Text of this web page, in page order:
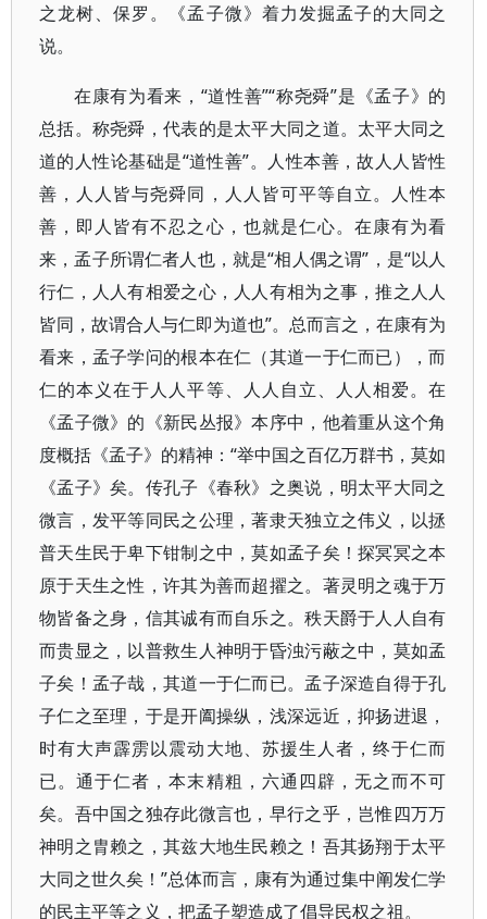
之龙树、保罗。《孟子微》着力发掘孟子的大同之
说。
在康有为看来，“道性善”“称尧舜”是《孟子》的
总括。称尧舜，代表的是太平大同之道。太平大同之
道的人性论基础是“道性善”。人性本善，故人人皆性
善，人人皆与尧舜同，人人皆可平等自立。人性本
善，即人皆有不忍之心，也就是仁心。在康有为看
来，孟子所谓仁者人也，就是“相人偶之谓”，是“以人
行仁，人人有相爱之心，人人有相为之事，推之人人
皆同，故谓合人与仁即为道也”。总而言之，在康有为
看来，孟子学问的根本在仁（其道一于仁而已），而
仁的本义在于人人平等、人人自立、人人相爱。在
《孟子微》的《新民丛报》本序中，他着重从这个角
度概括《孟子》的精神：“举中国之百亿万群书，莫如
《孟子》矣。传孔子《春秋》之奥说，明太平大同之
微言，发平等同民之公理，著隶天独立之伟义，以拯
普天生民于卑下钳制之中，莫如孟子矣！探冥冥之本
原于天生之性，许其为善而超擢之。著灵明之魂于万
物皆备之身，信其诚有而自乐之。秩天爵于人人自有
而贵显之，以普救生人神明于昏浊污蔽之中，莫如孟
子矣！孟子哉，其道一于仁而已。孟子深造自得于孔
子仁之至理，于是开阖操纵，浅深远近，抑扬进退，
时有大声霹雳以震动大地、苏援生人者，终于仁而
已。通于仁者，本末精粗，六通四辟，无之而不可
矣。吾中国之独存此微言也，早行之乎，岂惟四万万
神明之胄赖之，其兹大地生民赖之！吾其扬翔于太平
大同之世久矣！”总体而言，康有为通过集中阐发仁学
的民主平等之义，把孟子塑造成了倡导民权之祖。